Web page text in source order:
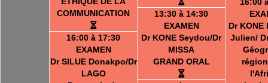
COMMUNICATION
16:00 à 17:30
EXAMEN
Dr SILUE Donakpo/Dr
LAGO
13:30 à 14:30
EXAMEN
Dr KONE Seydou/Dr
MISSA
GRAND ORAL
Dr
Julien/